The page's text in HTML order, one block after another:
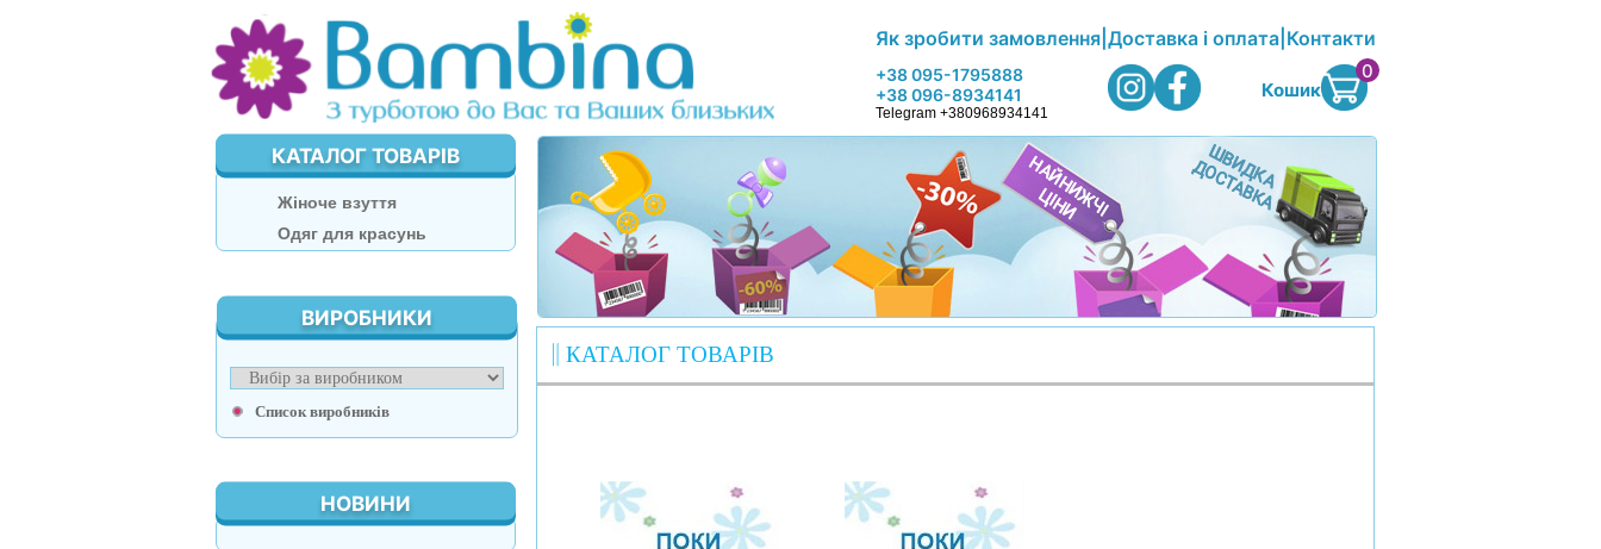
Як зробити замовлення| Доставка і оплата| Контакти
+38 095-1795888
+38 096-8934141
Telegram +380968934141
Кошик
0
КАТАЛОГ ТОВАРІВ
КАТАЛОГ ТОВАРІВ
Жіноче взуття
Одяг для красунь
ВИРОБНИКИ
Список виробників
НОВИНИ